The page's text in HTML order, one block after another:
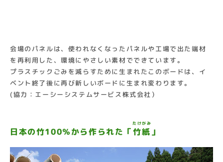
会場のパネルは、使われなくなったパネルや工場で出た端材
を再利用した、環境にやさしい素材でできています。
プラスチックごみを減らすために生まれたこのボードは、イ
ベント終了後に再び新しいボードに生まれ変わります。
(協力：エーシーシステムサービス株式会社）
日本の竹100％から作られた「竹紙
たけがみ
」